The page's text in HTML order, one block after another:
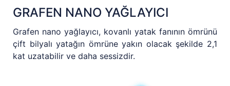
GRAFEN NANO YAĞLAYICI
Grafen nano yağlayıcı, kovanlı yatak fanının ömrünü
çift bilyalı yatağın ömrüne yakın olacak şekilde 2,1
kat uzatabilir ve daha sessizdir.